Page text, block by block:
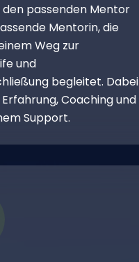
passenden Mentor
Mentorin, die
Weg zur
und
begleitet. Dabei
Coaching und
Support.